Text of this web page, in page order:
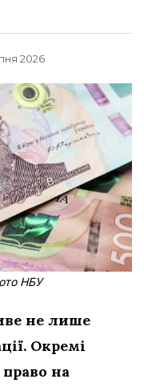
2026
НБУ
не лише
Окремі
на